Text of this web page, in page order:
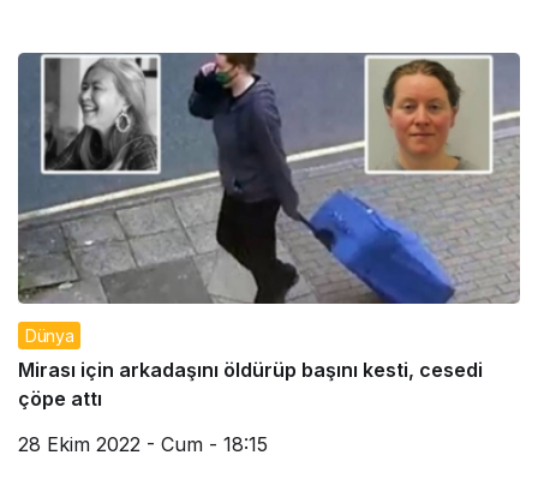
Dünya
Mirası için arkadaşını öldürüp başını kesti, cesedi
çöpe attı
28 Ekim 2022 - Cum - 18:15